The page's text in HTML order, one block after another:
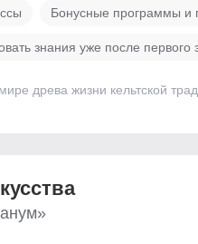
Бонусные программы и
знания уже после первого
древа жизни кельтской